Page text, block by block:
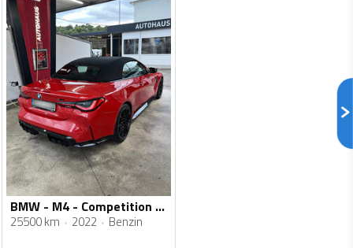
BMW - M4 - Competition MxDrive
25500 km 2022 Benzin